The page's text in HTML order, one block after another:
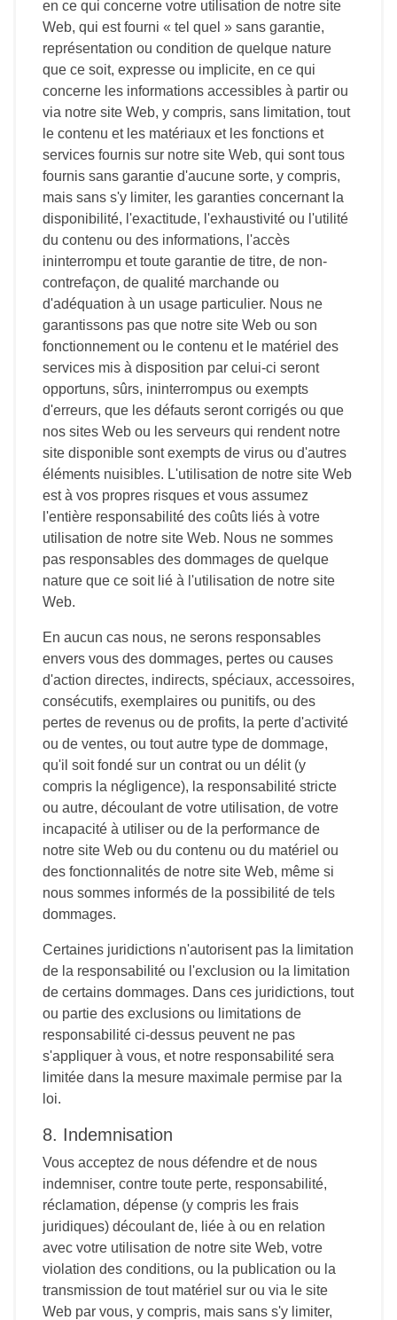
en ce qui concerne votre utilisation de notre site
Web, qui est fourni « tel quel » sans garantie,
représentation ou condition de quelque nature
que ce soit, expresse ou implicite, en ce qui
concerne les informations accessibles à partir ou
via notre site Web, y compris, sans limitation, tout
le contenu et les matériaux et les fonctions et
services fournis sur notre site Web, qui sont tous
fournis sans garantie d'aucune sorte, y compris,
mais sans s'y limiter, les garanties concernant la
disponibilité, l'exactitude, l'exhaustivité ou l'utilité
du contenu ou des informations, l'accès
ininterrompu et toute garantie de titre, de non-
contrefaçon, de qualité marchande ou
d'adéquation à un usage particulier. Nous ne
garantissons pas que notre site Web ou son
fonctionnement ou le contenu et le matériel des
services mis à disposition par celui-ci seront
opportuns, sûrs, ininterrompus ou exempts
d'erreurs, que les défauts seront corrigés ou que
nos sites Web ou les serveurs qui rendent notre
site disponible sont exempts de virus ou d'autres
éléments nuisibles. L'utilisation de notre site Web
est à vos propres risques et vous assumez
l'entière responsabilité des coûts liés à votre
utilisation de notre site Web. Nous ne sommes
pas responsables des dommages de quelque
nature que ce soit lié à l'utilisation de notre site
Web.
En aucun cas nous, ne serons responsables
envers vous des dommages, pertes ou causes
d'action directes, indirects, spéciaux, accessoires,
consécutifs, exemplaires ou punitifs, ou des
pertes de revenus ou de profits, la perte d'activité
ou de ventes, ou tout autre type de dommage,
qu'il soit fondé sur un contrat ou un délit (y
compris la négligence), la responsabilité stricte
ou autre, découlant de votre utilisation, de votre
incapacité à utiliser ou de la performance de
notre site Web ou du contenu ou du matériel ou
des fonctionnalités de notre site Web, même si
nous sommes informés de la possibilité de tels
dommages.
Certaines juridictions n'autorisent pas la limitation
de la responsabilité ou l'exclusion ou la limitation
de certains dommages. Dans ces juridictions, tout
ou partie des exclusions ou limitations de
responsabilité ci-dessus peuvent ne pas
s'appliquer à vous, et notre responsabilité sera
limitée dans la mesure maximale permise par la
loi.
8. Indemnisation
Vous acceptez de nous défendre et de nous
indemniser, contre toute perte, responsabilité,
réclamation, dépense (y compris les frais
juridiques) découlant de, liée à ou en relation
avec votre utilisation de notre site Web, votre
violation des conditions, ou la publication ou la
transmission de tout matériel sur ou via le site
Web par vous, y compris, mais sans s'y limiter,